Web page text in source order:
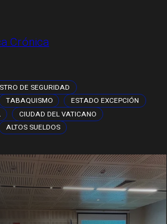
Crónica
DE SEGURIDAD
TABAQUISMO
ESTADO EXCEPCIÓN
CIUDAD DEL VATICANO
ALTOS SUELDOS